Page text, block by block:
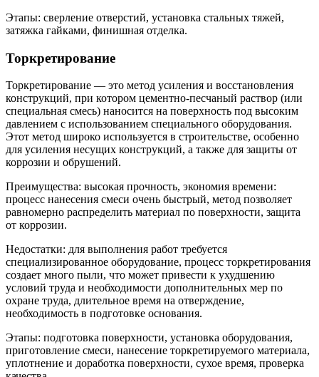
Этапы: сверление отверстий, установка стальных тяжей,
затяжка гайками, финишная отделка.
Торкретирование
Торкретирование — это метод усиления и восстановления
конструкций, при котором цементно-песчаный раствор (или
специальная смесь) наносится на поверхность под высоким
давлением с использованием специального оборудования.
Этот метод широко используется в строительстве, особенно
для усиления несущих конструкций, а также для защиты от
коррозии и обрушений.
Преимущества: высокая прочность, экономия времени:
процесс нанесения смеси очень быстрый, метод позволяет
равномерно распределить материал по поверхности, защита
от коррозии.
Недостатки: для выполнения работ требуется
специализированное оборудование, процесс торкретирования
создает много пыли, что может привести к ухудшению
условий труда и необходимости дополнительных мер по
охране труда, длительное время на отверждение,
необходимость в подготовке основания.
Этапы: подготовка поверхности, установка оборудования,
приготовление смеси, нанесение торкретируемого материала,
уплотнение и доработка поверхности, сухое время, проверка